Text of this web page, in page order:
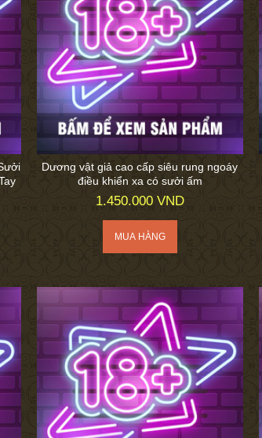
Dương vật giả cao cấp siêu rung ngoáy
điều khiển xa có sưởi ấm
1.450.000 VND